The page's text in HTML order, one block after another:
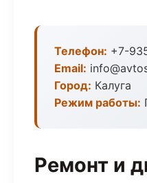
Телефон: +7-
Email:
Город: Калуга
Режим работы:
Ремонт и